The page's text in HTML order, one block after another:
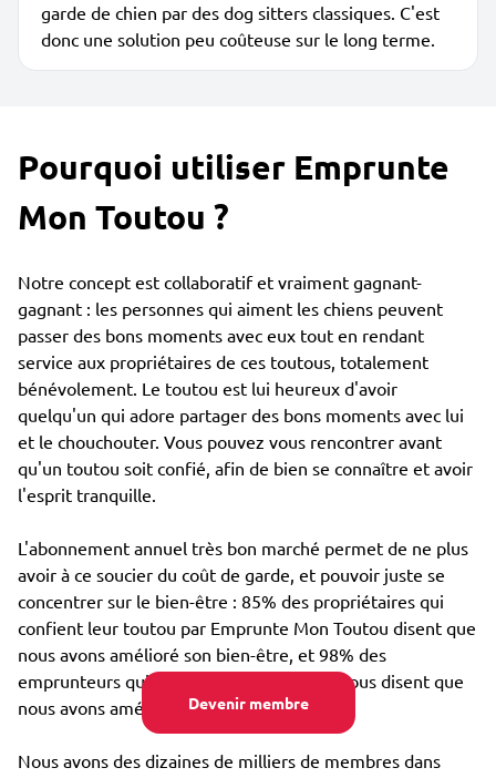
Devenir membre
garde de chien par des dog sitters classiques. C'est
donc une solution peu coûteuse sur le long terme.
Pourquoi utiliser Emprunte
Mon Toutou ?
Notre concept est collaboratif et vraiment gagnant-
gagnant : les personnes qui aiment les chiens peuvent
passer des bons moments avec eux tout en rendant
service aux propriétaires de ces toutous, totalement
bénévolement. Le toutou est lui heureux d'avoir
quelqu'un qui adore partager des bons moments avec lui
et le chouchouter. Vous pouvez vous rencontrer avant
qu'un toutou soit confié, afin de bien se connaître et avoir
l'esprit tranquille.
L'abonnement annuel très bon marché permet de ne plus
avoir à ce soucier du coût de garde, et pouvoir juste se
concentrer sur le bien-être : 85% des propriétaires qui
confient leur toutou par Emprunte Mon Toutou disent que
nous avons amélioré son bien-être, et 98% des
emprunteurs qui s'occupent d'un toutou nous disent que
nous avons amélioré leur propre bien-être.
Nous avons des dizaines de milliers de membres dans